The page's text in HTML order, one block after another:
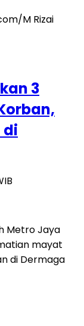
3
di
Metro Jaya
mayat
di Dermaga